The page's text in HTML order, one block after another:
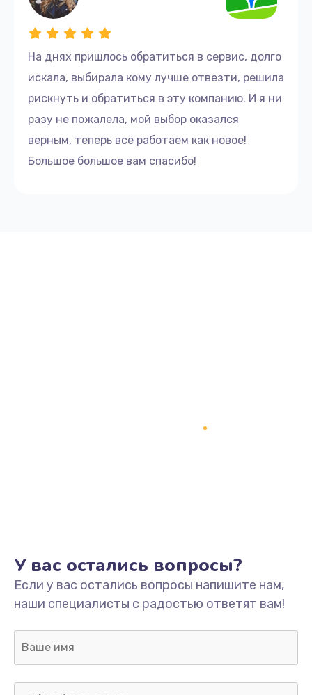
На днях пришлось обратиться в сервис, долго
искала, выбирала кому лучше отвезти, решила
рискнуть и обратиться в эту компанию. И я ни
разу не пожалела, мой выбор оказался
верным, теперь всё работаем как новое!
Большое большое вам спасибо!
У вас остались вопросы?
Если у вас остались вопросы напишите нам,
наши специалисты с радостью ответят вам!